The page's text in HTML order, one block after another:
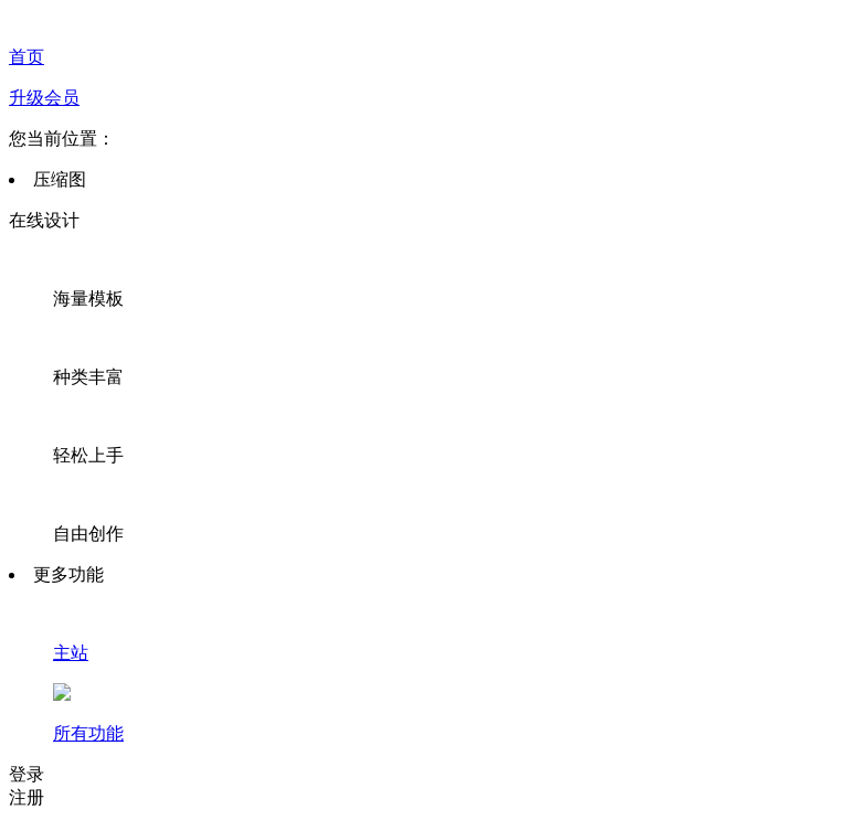
首页
升级会员
您当前位置：
压缩图
在线设计
海量模板
种类丰富
轻松上手
自由创作
更多功能
主站
所有功能
登录
注册